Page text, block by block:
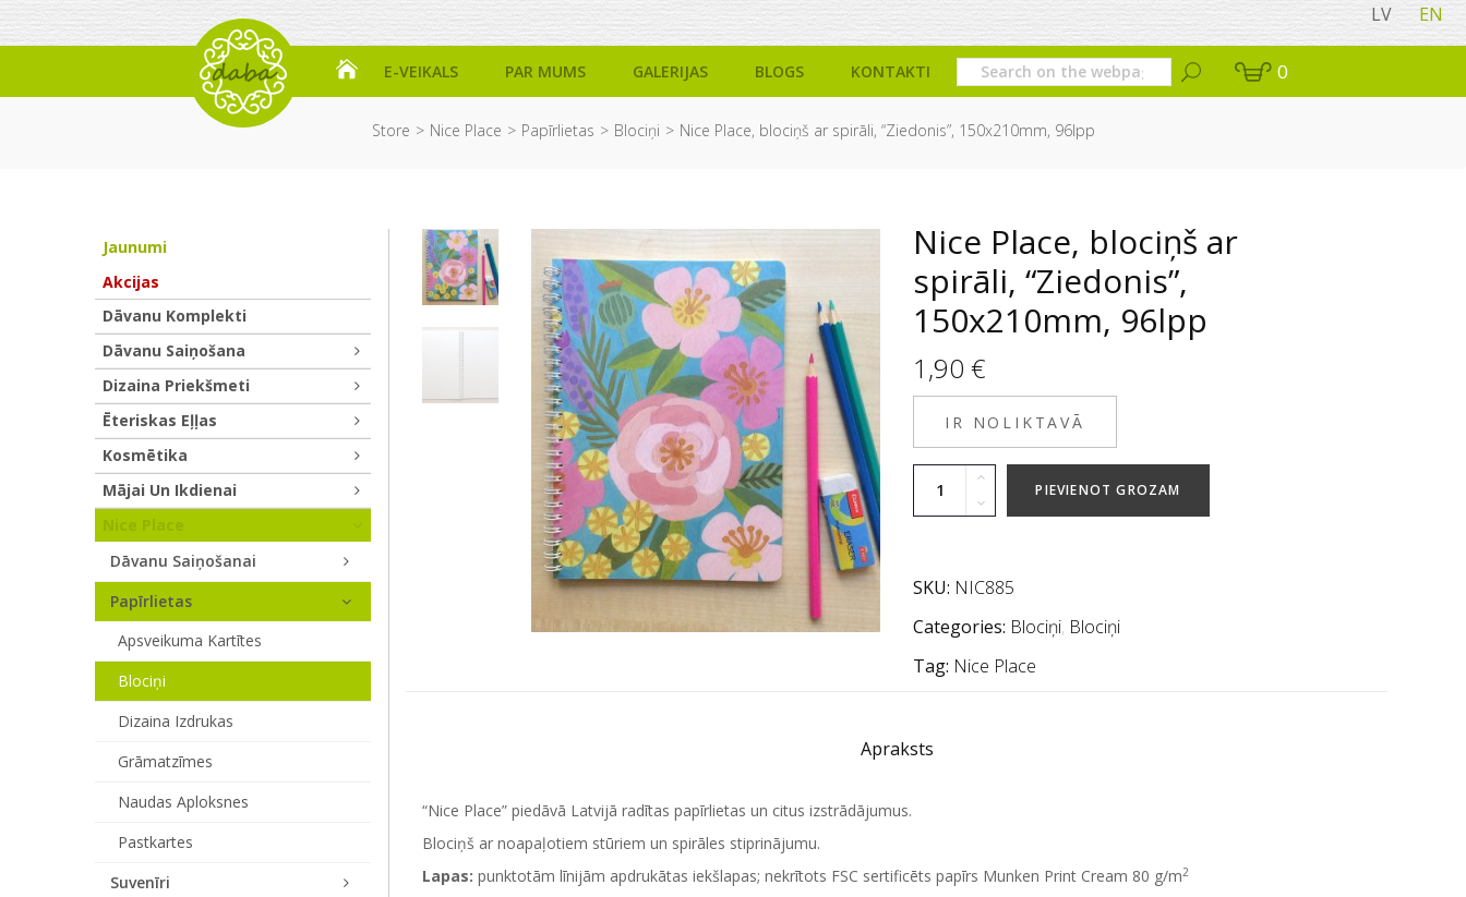
LV EN
E-VEIKALS PAR MUMS GALERIJAS BLOGS KONTAKTI 0
Store Nice Place Papīrlietas Blociņi Nice Place, blociņš ar spirāli, “Ziedonis”, 150x210mm, 96lpp
Nice Place, blociņš ar
spirāli, “Ziedonis”,
150x210mm, 96lpp
1,90 €
IR NOLIKTAVĀ
PIEVIENOT GROZAM
SKU: NIC885
Categories: Blociņi, Blociņi
Tag: Nice Place
Apraksts
“Nice Place” piedāvā Latvijā radītas papīrlietas un citus izstrādājumus.
Blociņš ar noapaļotiem stūriem un spirāles stiprinājumu.
Lapas: punktotām līnijām apdrukātas iekšlapas; nekrītots FSC sertificēts papīrs Munken Print Cream 80 g/m2
Jaunumi
Akcijas
Dāvanu Komplekti
Dāvanu Saiņošana
Dizaina Priekšmeti
Ēteriskas Eļļas
Kosmētika
Mājai Un Ikdienai
Dāvanu Saiņošanai
Papīrlietas
Apsveikuma Kartītes
Blociņi
Dizaina Izdrukas
Grāmatzīmes
Naudas Aploksnes
Pastkartes
Suvenīri